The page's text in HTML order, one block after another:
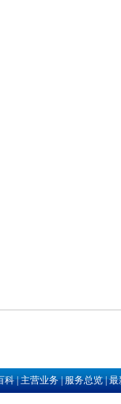
科|主营业务|服务总览|最